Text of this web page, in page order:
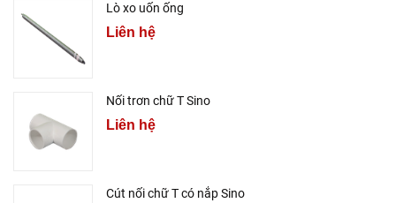
Lò xo uốn ống
Liên hệ
Nối trơn chữ T Sino
Liên hệ
Cút nối chữ T có nắp Sino